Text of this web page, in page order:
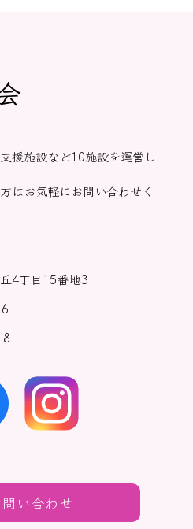
援施設など10施設を運営し
はお気軽にお問い合わせく
4丁目15番地3
問い合わせ